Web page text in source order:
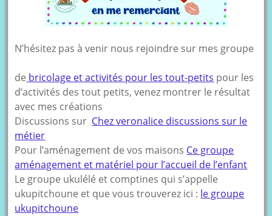
N’hésitez pas à venir nous rejoindre sur mes groupe
de bricolage et activités pour les tout-petits pour les
d’activités des tout petits, venez montrer le résultat
avec mes créations
Discussions sur Chez veronalice discussions sur le
métier
Pour l’aménagement de vos maisons Ce groupe
aménagement et matériel pour l’accueil de l’enfant
Le groupe ukulélé et comptines qui s’appelle
ukupitchoune et que vous trouverez ici : le groupe
ukupitchoune